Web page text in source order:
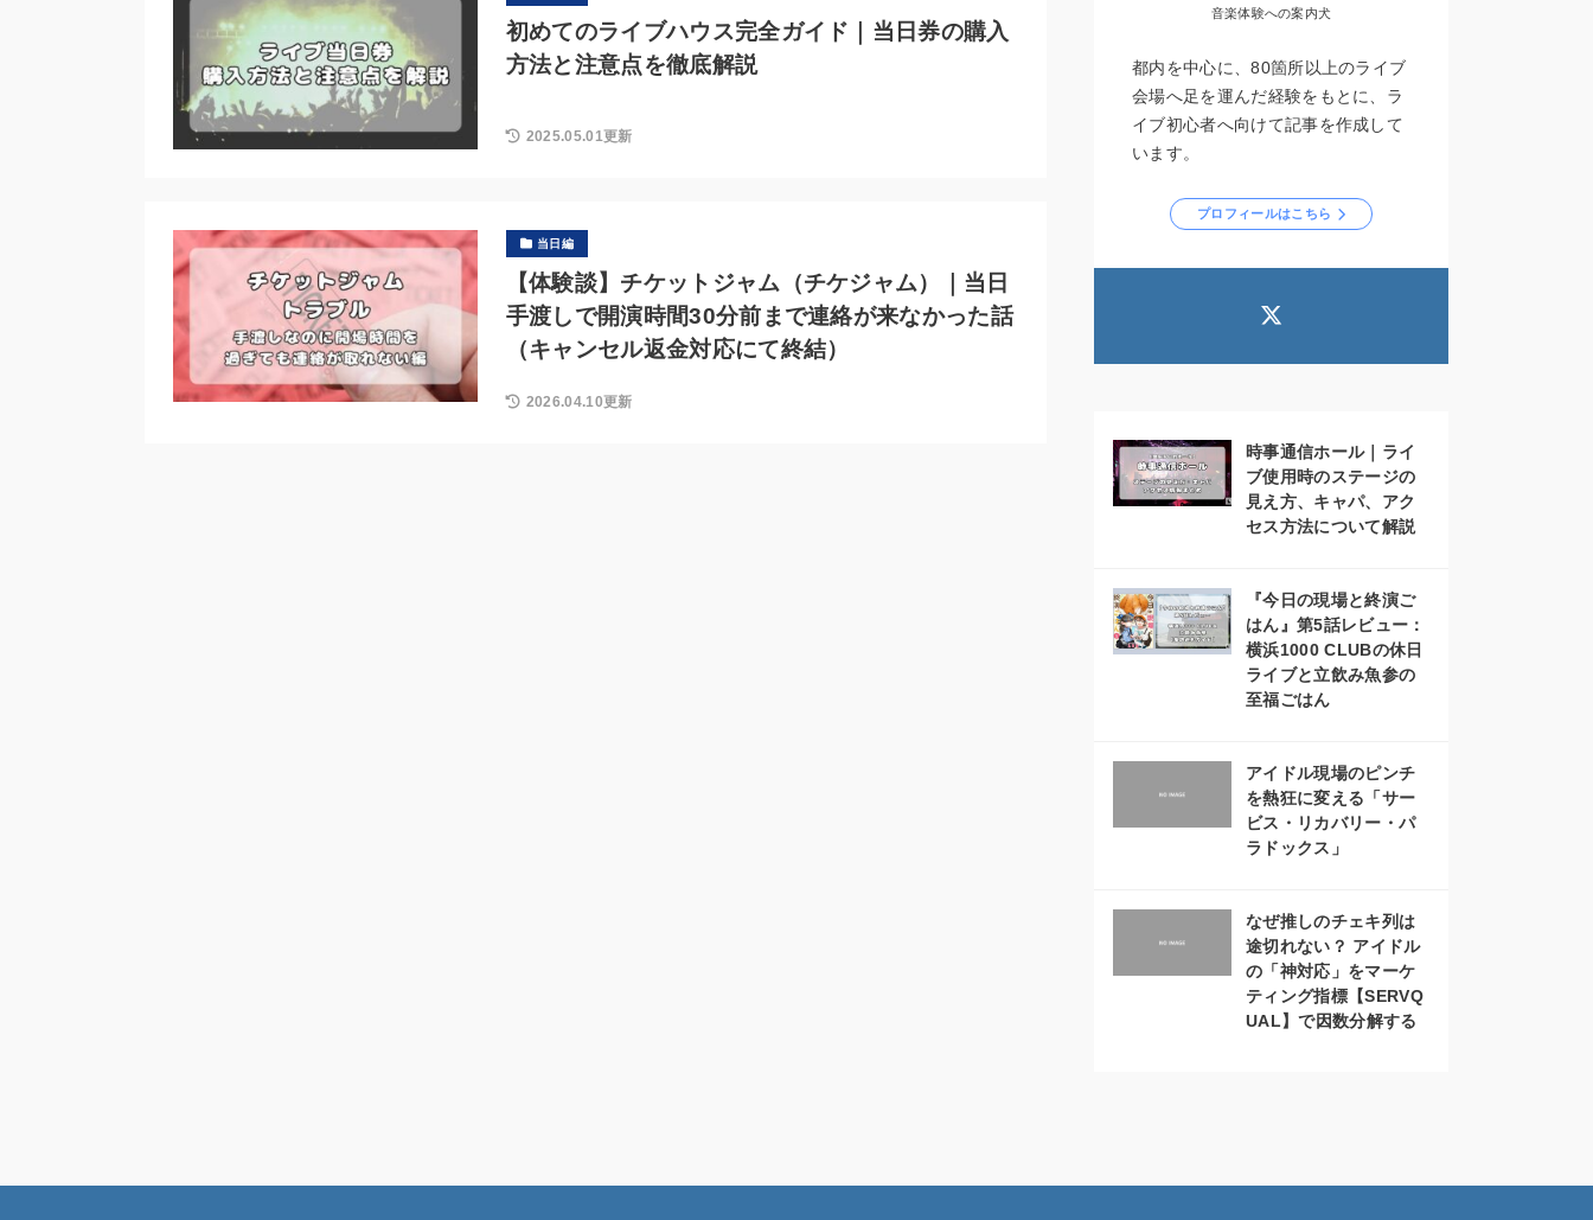
初めてのライブハウス完全ガイド｜当日券の購入
方法と注意点を徹底解説
2025.05.01更新
当日編
【体験談】チケットジャム（チケジャム）｜当日
手渡しで開演時間30分前まで連絡が来なかった話
（キャンセル返金対応にて終結）
2026.04.10更新
音楽体験への案内犬
都内を中心に、80箇所以上のライブ
会場へ足を運んだ経験をもとに、ラ
イブ初心者へ向けて記事を作成して
います。
プロフィールはこちら
時事通信ホール｜ライ
ブ使用時のステージの
見え方、キャパ、アク
セス方法について解説
『今日の現場と終演ご
はん』第5話レビュー：
横浜1000 CLUBの休日
ライブと立飲み魚参の
至福ごはん
アイドル現場のピンチ
を熱狂に変える「サー
ビス・リカバリー・パ
ラドックス」
なぜ推しのチェキ列は
途切れない？ アイドル
の「神対応」をマーケ
ティング指標【SERVQ
UAL】で因数分解する